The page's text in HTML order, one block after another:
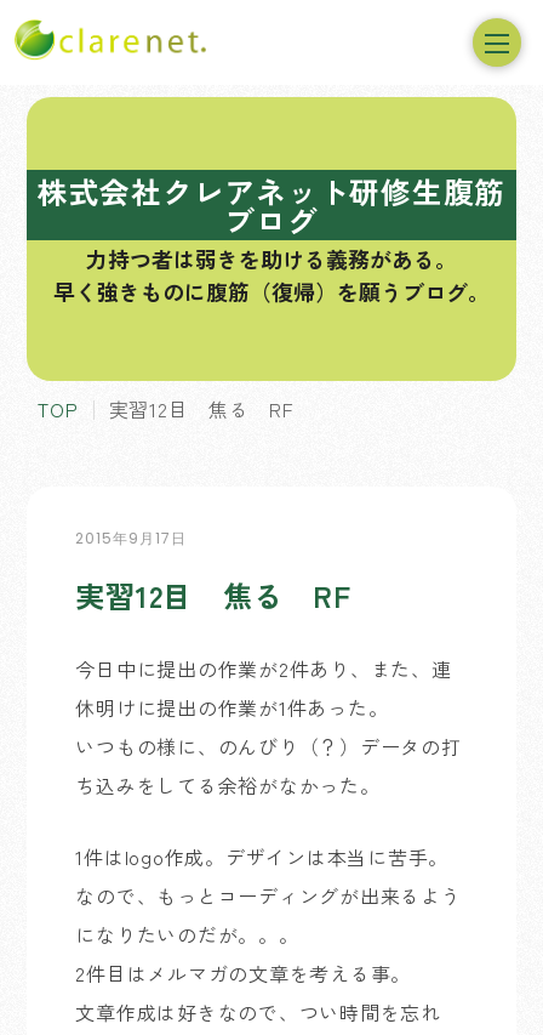
株式会社クレアネット研修生腹筋
ブログ
力持つ者は弱きを助ける義務がある。
早く強きものに腹筋（復帰）を願うブログ。
TOP 実習12目 焦る RF
2015年9月17日
実習12目 焦る RF
今日中に提出の作業が2件あり、また、連
休明けに提出の作業が1件あった。
いつもの様に、のんびり（？）データの打
ち込みをしてる余裕がなかった。
1件はlogo作成。デザインは本当に苦手。
なので、もっとコーディングが出来るよう
になりたいのだが。。。
2件目はメルマガの文章を考える事。
文章作成は好きなので、つい時間を忘れ